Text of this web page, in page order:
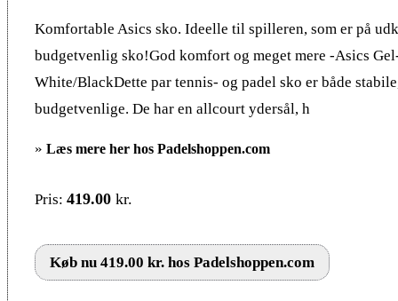
Komfortable Asics sko. Ideelle til spilleren, som er på
budgetvenlig sko!God komfort og meget mere -Asics
White/BlackDette par tennis- og padel sko er både
budgetvenlige. De har en allcourt ydersål, h
» Læs mere her hos Padelshoppen.com
Pris: 419.00 kr.
Køb nu 419.00 kr. hos Padelshoppen.com